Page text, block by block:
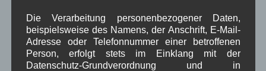
Die Verarbeitung personenbezogener Daten,
beispielsweise des Namens, der Anschrift, E-Mail-
Adresse oder Telefonnummer einer betroffenen
Person, erfolgt stets im Einklang mit der
Datenschutz-Grundverordnung und in